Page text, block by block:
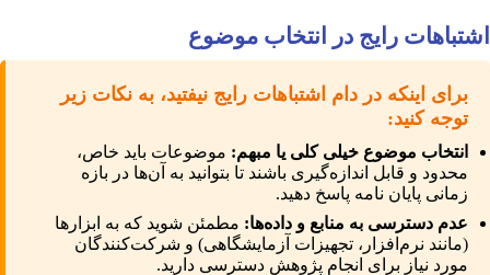
اشتباهات رایج در انتخاب موضوع
برای اینکه در دام اشتباهات رایج نیفتید، به نکات زیر
توجه کنید:
انتخاب موضوع خیلی کلی یا مبهم: موضوعات باید خاص،
محدود و قابل اندازه‌گیری باشند تا بتوانید به آن‌ها در بازه
زمانی پایان نامه پاسخ دهید.
عدم دسترسی به منابع و داده‌ها: مطمئن شوید که به ابزارها
(مانند نرم‌افزار، تجهیزات آزمایشگاهی) و شرکت‌کنندگان
مورد نیاز برای انجام پژوهش دسترسی دارید.